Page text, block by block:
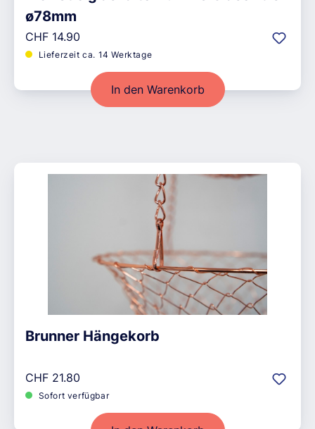
ø78mm
Regulärer Preis:
CHF 14.90
Lieferzeit ca. 14 Werktage
In den Warenkorb
Brunner Hängekorb
Regulärer Preis:
CHF 21.80
Sofort verfügbar